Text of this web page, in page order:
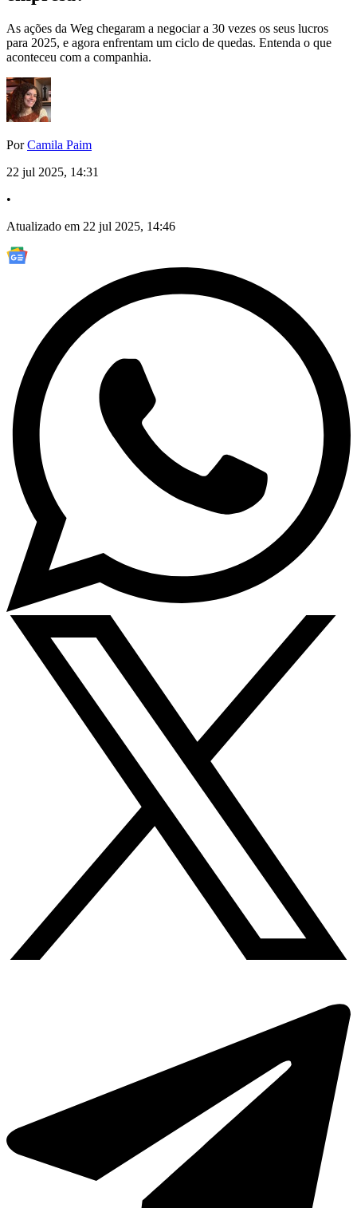
As ações da Weg chegaram a negociar a 30 vezes os seus lucros
para 2025, e agora enfrentam um ciclo de quedas. Entenda o que
aconteceu com a companhia.
PorCamila Paim
22 jul 2025, 14:31
•
Atualizado em 22 jul 2025, 14:46